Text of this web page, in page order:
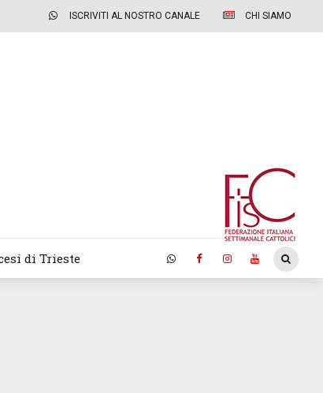
ISCRIVITI AL NOSTRO CANALE CHI SIAMO
di Trieste